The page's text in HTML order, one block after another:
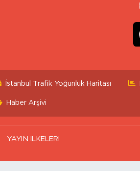
İstanbul Trafik Yoğunluk Haritası
Haber Arşivi
YAYIN İLKELERİ